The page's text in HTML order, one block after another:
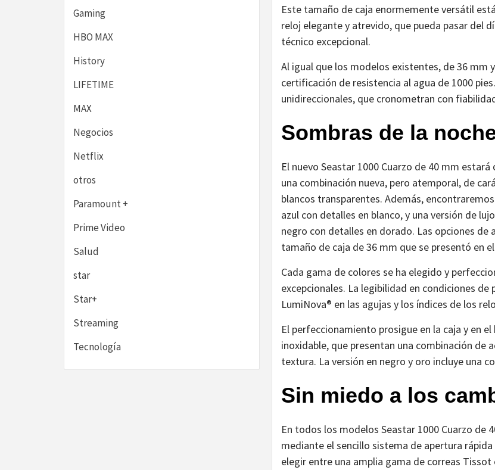
Este tamaño de caja enormemente versátil
reloj elegante y atrevido, que pueda pasar del
técnico excepcional.
Al igual que los modelos existentes, de 36 mm
certificación de resistencia al agua de 1000
unidireccionales, que cronometran con
Sombras de la
El nuevo Seastar 1000 Cuarzo de 40 mm
una combinación nueva, pero atemporal, de
blancos transparentes. Además,
azul con detalles en blanco, y una versión de
negro con detalles en dorado. Las opciones
tamaño de caja de 36 mm que se presentó en
Cada gama de colores se ha elegido y
excepcionales. La legibilidad en condiciones
LumiNova® en las agujas y los índices de los
El perfeccionamiento prosigue en la caja y en
inoxidable, que presentan una combinación de
textura. La versión en negro y oro incluye una
Sin miedo a los
En todos los modelos Seastar 1000 Cuarzo de
mediante el sencillo sistema de apertura
elegir entre una amplia gama de correas
Gaming
HBO MAX
History
LIFETIME
MAX
Negocios
Netflix
otros
Paramount +
Prime Video
Salud
star
Star+
Streaming
Tecnología